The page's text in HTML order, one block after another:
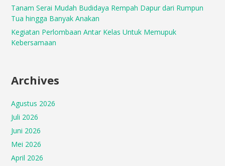
Tanam Serai Mudah Budidaya Rempah Dapur dari Rumpun
Tua hingga Banyak Anakan
Kegiatan Perlombaan Antar Kelas Untuk Memupuk
Kebersamaan
Archives
Agustus 2026
Juli 2026
Juni 2026
Mei 2026
April 2026